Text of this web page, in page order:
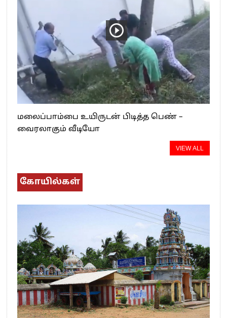
மலைப்பாம்பை உயிருடன் பிடித்த பெண் –
வைரலாகும் வீடியோ
VIEW ALL
கோயில்கள்